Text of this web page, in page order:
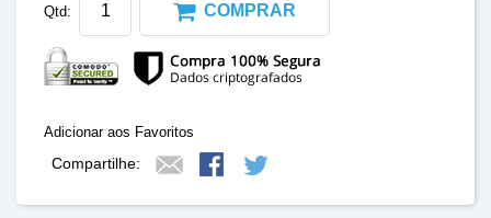
Qtd: COMPRAR
Adicionar aos Favoritos
Compartilhe: